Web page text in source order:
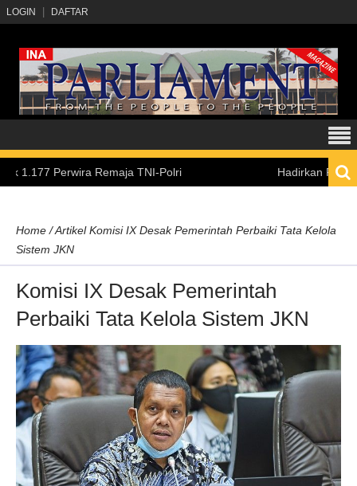
LOGIN DAFTAR
Perwira Remaja TNI-Polri Hadirkan
Home /Artikel Komisi IX Desak Pemerintah Perbaiki Tata Kelola
Sistem JKN
Komisi IX Desak Pemerintah
Perbaiki Tata Kelola Sistem JKN